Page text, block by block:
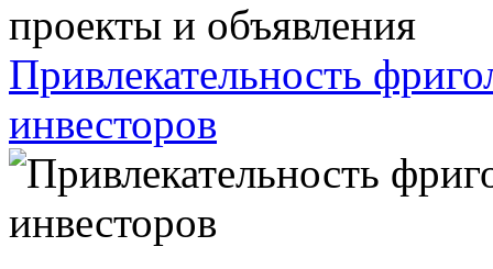
проекты и объявления
Привлекательность
инвесторов